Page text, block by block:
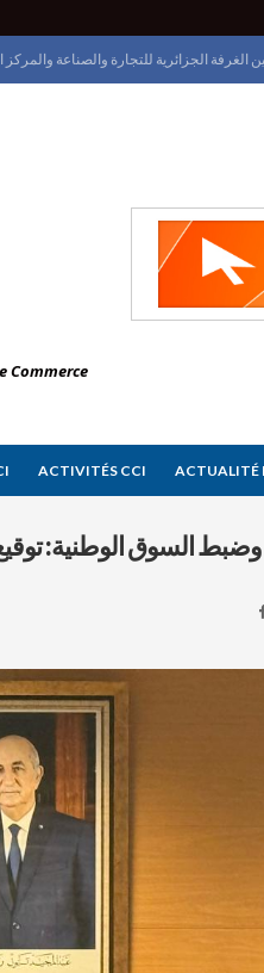
Commerce
ACTIVITÉS CCI ACTUALITÉ
وضبط السوق الوطنية: